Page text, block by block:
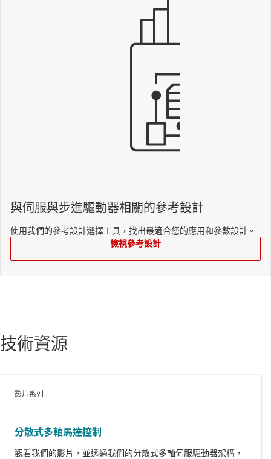
與伺服與步進驅動器相關的參考設計
使用我們的參考設計選擇工具，找出最適合您的應用和參數設計。
檢視參考設計
技術資源
影片系列
分散式多軸馬達控制
觀看我們的影片，並透過我們的分散式多軸伺服驅動器架構，